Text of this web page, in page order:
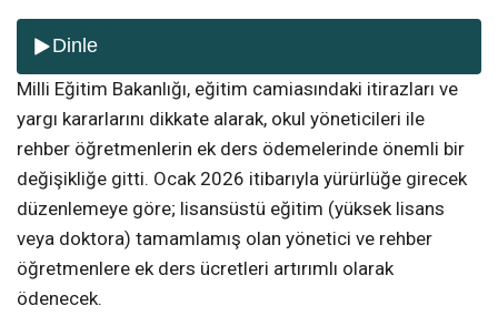
Dinle
Milli Eğitim Bakanlığı, eğitim camiasındaki itirazları ve
yargı kararlarını dikkate alarak, okul yöneticileri ile
rehber öğretmenlerin ek ders ödemelerinde önemli bir
değişikliğe gitti. Ocak 2026 itibarıyla yürürlüğe girecek
düzenlemeye göre; lisansüstü eğitim (yüksek lisans
veya doktora) tamamlamış olan yönetici ve rehber
öğretmenlere ek ders ücretleri artırımlı olarak
ödenecek.